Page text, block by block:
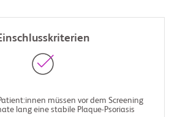
lang eine stabile Plaque-Psoriasis